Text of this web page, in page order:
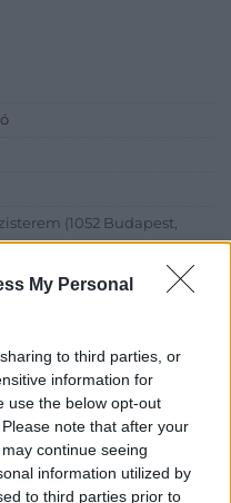
My Personal
to third parties, or
information for
use the below opt-out
note that after your
continue seeing
information utilized by
to third parties prior to
(1052 Budapest,
BÁV ART Aukciósház és
BÁV ZRt.
Budapest, Csalogány u.
33.